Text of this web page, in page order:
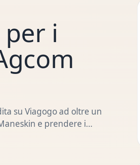
i
su Viagogo ad oltre un
e prendere i…